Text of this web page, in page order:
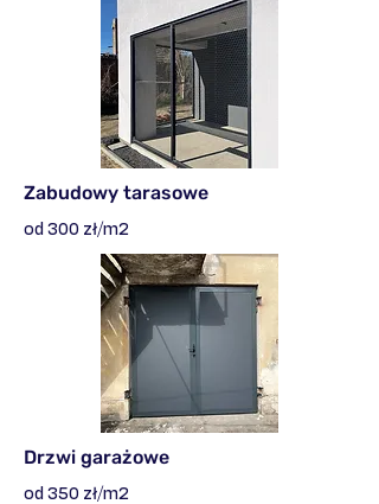
Zabudowy tarasowe
od 300 zł/m2
Drzwi garażowe
od 350 zł/m2